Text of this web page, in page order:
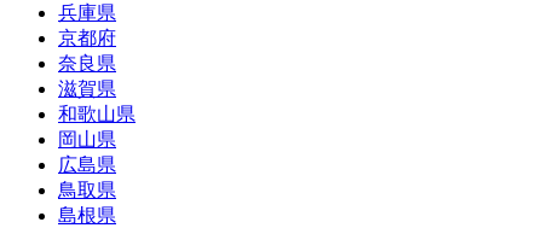
兵庫県
京都府
奈良県
滋賀県
和歌山県
岡山県
広島県
鳥取県
島根県